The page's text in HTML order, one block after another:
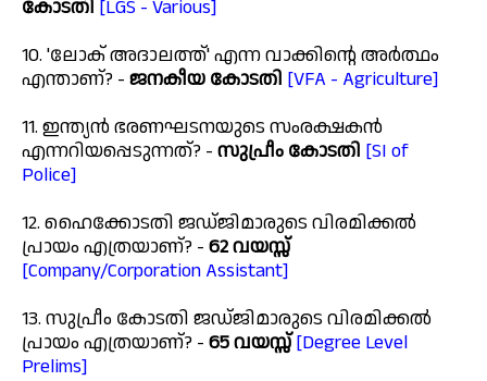
കോടതി [LGS - Various]
10. 'ലോക് അദാലത്ത്' എന്ന വാക്കിന്റെ അർത്ഥം
എന്താണ്? - ജനകീയ കോടതി [VFA - Agriculture]
11. ഇന്ത്യൻ ഭരണഘടനയുടെ സംരക്ഷകൻ
എന്നറിയപ്പെടുന്നത്? - സുപ്രീം കോടതി [SI of
Police]
12. ഹൈക്കോടതി ജഡ്ജിമാരുടെ വിരമിക്കൽ
പ്രായം എത്രയാണ്? - 62 വയസ്സ്
[Company/Corporation Assistant]
13. സുപ്രീം കോടതി ജഡ്ജിമാരുടെ വിരമിക്കൽ
പ്രായം എത്രയാണ്? - 65 വയസ്സ് [Degree Level
Prelims]